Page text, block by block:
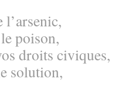
poison,
droits civiques,
solution,